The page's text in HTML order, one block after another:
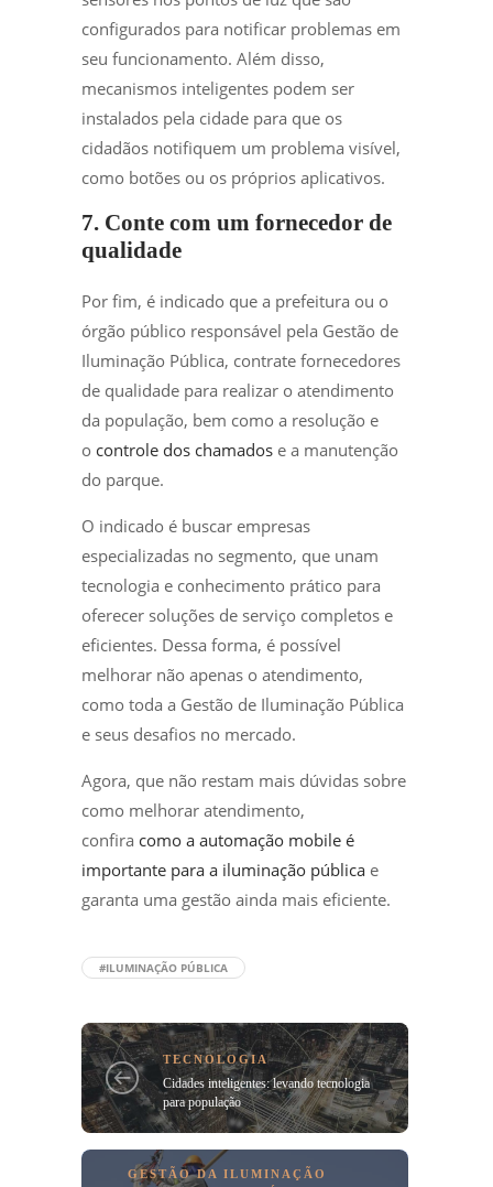
configurados para notificar problemas em
seu funcionamento. Além disso,
mecanismos inteligentes podem ser
instalados pela cidade para que os
cidadãos notifiquem um problema visível,
como botões ou os próprios aplicativos.
7. Conte com um fornecedor de
qualidade
Por fim, é indicado que a prefeitura ou o
órgão público responsável pela Gestão de
Iluminação Pública, contrate fornecedores
de qualidade para realizar o atendimento
da população, bem como a resolução e
o controle dos chamados e a manutenção
do parque.
O indicado é buscar empresas
especializadas no segmento, que unam
tecnologia e conhecimento prático para
oferecer soluções de serviço completos e
eficientes. Dessa forma, é possível
melhorar não apenas o atendimento,
como toda a Gestão de Iluminação Pública
e seus desafios no mercado.
Agora, que não restam mais dúvidas sobre
como melhorar atendimento,
confira como a automação mobile é
importante para a iluminação pública e
garanta uma gestão ainda mais eficiente.
#ILUMINAÇÃO PÚBLICA
TECNOLOGIA
Cidades inteligentes: levando tecnologia
para população
GESTÃO DA ILUMINAÇÃO